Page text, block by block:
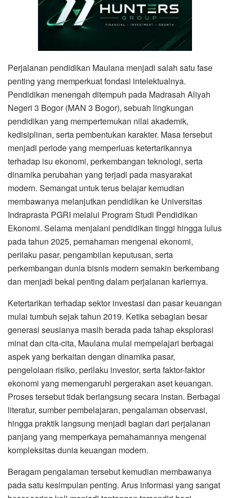
Perjalanan pendidikan Maulana menjadi salah satu fase
penting yang memperkuat fondasi intelektualnya.
Pendidikan menengah ditempuh pada Madrasah Aliyah
Negeri 3 Bogor (MAN 3 Bogor), sebuah lingkungan
pendidikan yang mempertemukan nilai akademik,
kedisiplinan, serta pembentukan karakter. Masa tersebut
menjadi periode yang memperluas ketertarikannya
terhadap isu ekonomi, perkembangan teknologi, serta
dinamika perubahan yang terjadi pada masyarakat
modern. Semangat untuk terus belajar kemudian
membawanya melanjutkan pendidikan ke Universitas
Indraprasta PGRI melalui Program Studi Pendidikan
Ekonomi. Selama menjalani pendidikan tinggi hingga lulus
pada tahun 2025, pemahaman mengenai ekonomi,
perilaku pasar, pengambilan keputusan, serta
perkembangan dunia bisnis modern semakin berkembang
dan menjadi bekal penting dalam perjalanan kariernya.
Ketertarikan terhadap sektor investasi dan pasar keuangan
mulai tumbuh sejak tahun 2019. Ketika sebagian besar
generasi seusianya masih berada pada tahap eksplorasi
minat dan cita-cita, Maulana mulai mempelajari berbagai
aspek yang berkaitan dengan dinamika pasar,
pengelolaan risiko, perilaku investor, serta faktor-faktor
ekonomi yang memengaruhi pergerakan aset keuangan.
Proses tersebut tidak berlangsung secara instan. Berbagai
literatur, sumber pembelajaran, pengalaman observasi,
hingga praktik langsung menjadi bagian dari perjalanan
panjang yang memperkaya pemahamannya mengenai
kompleksitas dunia keuangan modern.
Beragam pengalaman tersebut kemudian membawanya
pada satu kesimpulan penting. Arus informasi yang sangat